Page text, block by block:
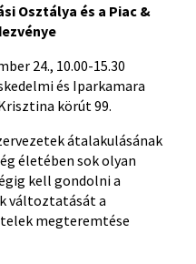
Osztálya és a Piac &
24., 10.00-15.30
és Iparkamara
körút 99.
átalakulásának
életében sok olyan
kell gondolni a
változtatását a
megteremtése